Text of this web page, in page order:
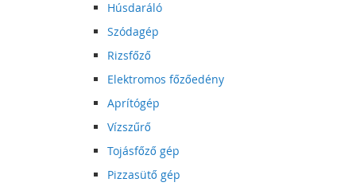
Húsdaráló
Szódagép
Rizsfőző
Elektromos főzőedény
Aprítógép
Vízszűrő
Tojásfőző gép
Pizzasütő gép